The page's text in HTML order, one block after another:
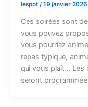
lespot /19 janvier 2026
Ces soirées sont
vous pouvez
vous pourriez
repas typique,
qui vous plaît… Les
seront